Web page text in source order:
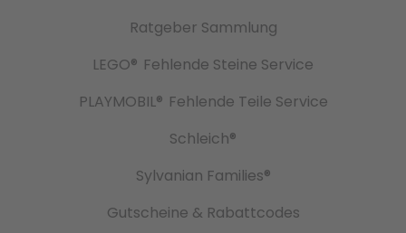
Ratgeber Sammlung
LEGO® Fehlende Steine Service
PLAYMOBIL® Fehlende Teile Service
Schleich®
Sylvanian Families®
Gutscheine & Rabattcodes